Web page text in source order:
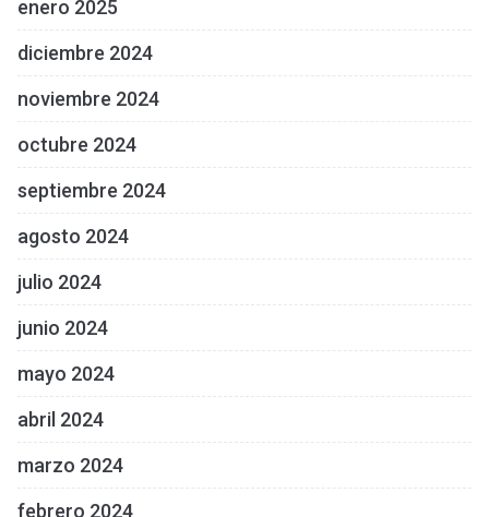
enero 2025
diciembre 2024
noviembre 2024
octubre 2024
septiembre 2024
agosto 2024
julio 2024
junio 2024
mayo 2024
abril 2024
marzo 2024
febrero 2024